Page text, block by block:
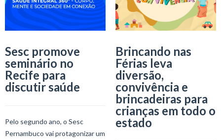
Sesc promove
seminário no
Recife para
discutir saúde
Pelo segundo ano, o Sesc
Pernambuco vai protagonizar um
Brincando nas
Férias leva
diversão,
convivência e
brincadeiras para
crianças em todo o
estado